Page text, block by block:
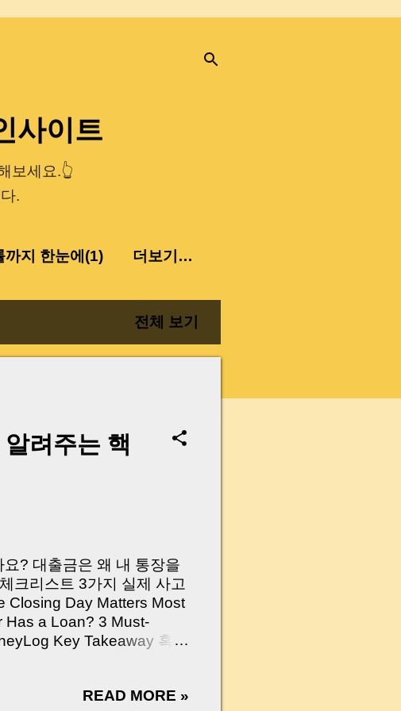
사이트
보세요.👆
.
까지 한눈에(1) 더보기…
전체 보기
려주는 핵
? 대출금은 왜 내 통장을
크리스트 3가지 실제 사고
Closing Day Matters Most
Has a Loan? 3 Must-
Key Takeaway 혹시
현장에서 겪었던 일입니
READ MORE »